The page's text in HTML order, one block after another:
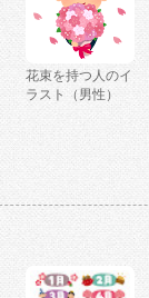
花束を持つ人のイ
ラスト（男性）